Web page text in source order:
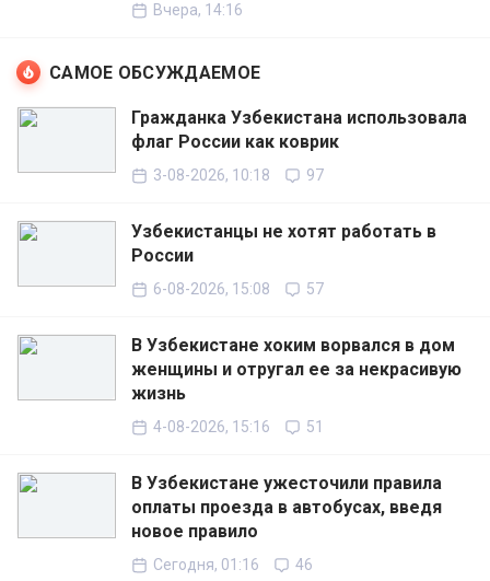
Вчера, 14:16
САМОЕ ОБСУЖДАЕМОЕ
Гражданка Узбекистана использовала
флаг России как коврик
3-08-2026, 10:18 97
Узбекистанцы не хотят работать в
России
6-08-2026, 15:08 57
В Узбекистане хоким ворвался в дом
женщины и отругал ее за некрасивую
жизнь
4-08-2026, 15:16 51
В Узбекистане ужесточили правила
оплаты проезда в автобусах, введя
новое правило
Сегодня, 01:16 46